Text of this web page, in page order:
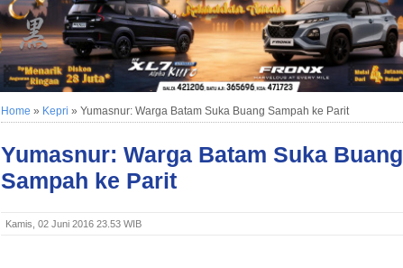
Home » Kepri » Yumasnur: Warga Batam Suka Buang Sampah ke Parit
Yumasnur: Warga Batam Suka Buang
Sampah ke Parit
Kamis, 02 Juni 2016 23.53 WIB